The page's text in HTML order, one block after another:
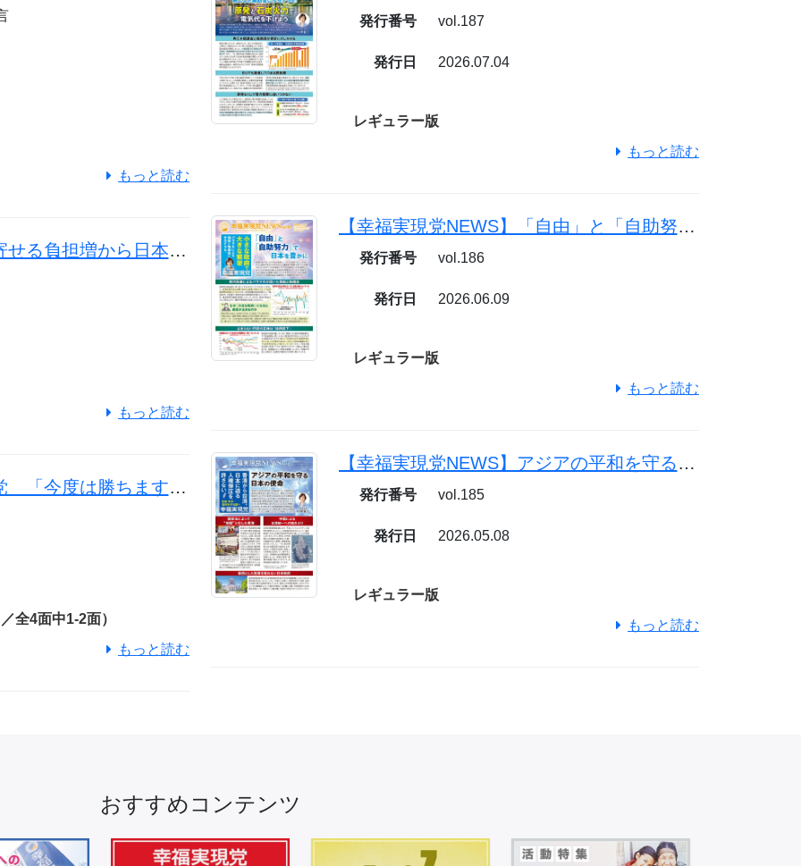
もっと読む
消費増税決定 押し寄せる負担増から日本経済を守れ！
もっと読む
帰ってきた幸福実現党 「今度は勝ちます！」 参院選でも全選挙区に候補者擁立
全4面中1-2面）
もっと読む
発行番号 vol.187
発行日 2026.07.04
レギュラー版
もっと読む
【幸福実現党NEWS】「自由」と「自助努力」で日本を豊かに
発行番号 vol.186
発行日 2026.06.09
レギュラー版
もっと読む
【幸福実現党NEWS】アジアの平和を守る日本の使命
発行番号 vol.185
発行日 2026.05.08
レギュラー版
もっと読む
おすすめコンテンツ